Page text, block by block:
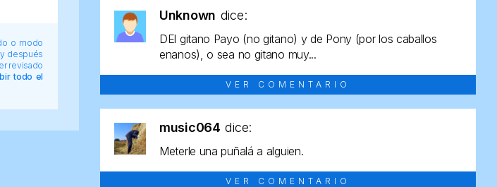
o modo
después
revisado
todo el
Unknown dice:
DEl gitano Payo (no gitano) y de Pony (por los caballos
enanos), o sea no gitano muy...
VER COMENTARIO
music064 dice:
Meterle una puñalá a alguien.
VER COMENTARIO